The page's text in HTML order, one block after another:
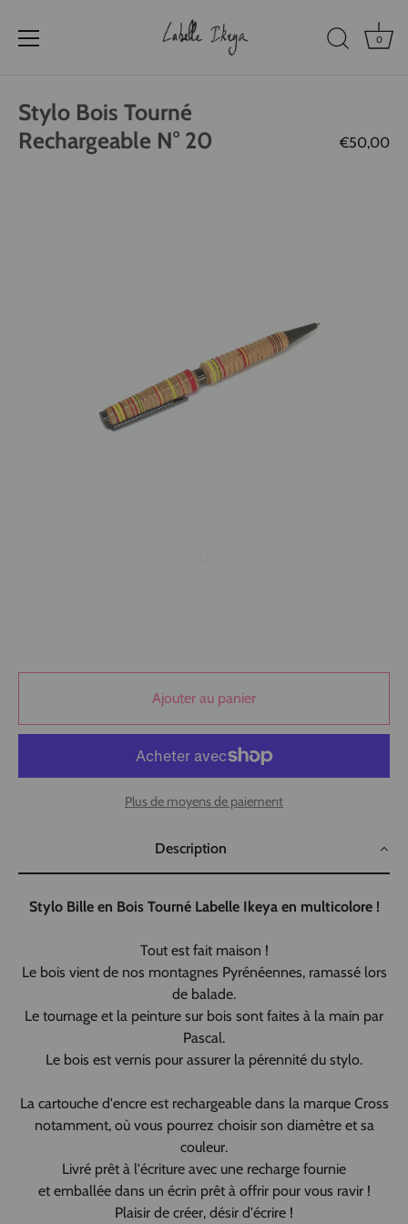
contenu
0
Stylo Bois Tourné
Rechargeable N° 20
€50,00
Ajouter au panier
Plus de moyens de paiement
Description
Stylo Bille en Bois Tourné Labelle Ikeya en multicolore !
Tout est fait maison !
Le bois vient de nos montagnes Pyrénéennes, ramassé lors
de balade.
Le tournage et la peinture sur bois sont faites à la main par
Pascal.
Le bois est vernis pour assurer la pérennité du stylo.
La cartouche d'encre est rechargeable dans la marque Cross
notamment, où vous pourrez choisir son diamètre et sa
couleur.
Livré prêt à l'écriture avec une recharge fournie
et emballée dans un écrin prêt à offrir pour vous ravir !
Plaisir de créer, désir d'écrire !